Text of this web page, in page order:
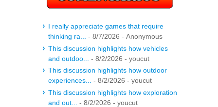
I really appreciate games that require
thinking ra...
- 8/7/2026 - Anonymous
This discussion highlights how vehicles
and outdoo...
- 8/2/2026 - youcut
This discussion highlights how outdoor
experiences...
- 8/2/2026 - youcut
This discussion highlights how exploration
and out...
- 8/2/2026 - youcut